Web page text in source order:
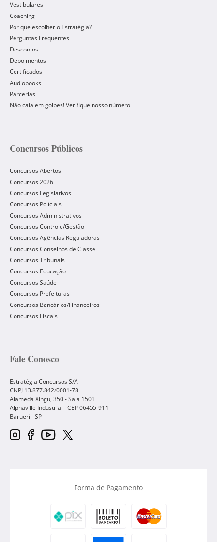
Vestibulares
Coaching
Por que escolher o Estratégia?
Perguntas Frequentes
Descontos
Depoimentos
Certificados
Audiobooks
Parcerias
Não caia em golpes! Verifique nosso número
Concursos Públicos
Concursos Abertos
Concursos 2026
Concursos Legislativos
Concursos Policiais
Concursos Administrativos
Concursos Controle/Gestão
Concursos Agências Reguladoras
Concursos Conselhos de Classe
Concursos Tribunais
Concursos Educação
Concursos Saúde
Concursos Prefeituras
Concursos Bancários/Financeiros
Concursos Fiscais
Fale Conosco
Estratégia Concursos S/A
CNPJ 13.877.842/0001-78
Alameda Xingu, 350 - Sala 1501
Alphaville Industrial - CEP06455-911
Barueri -SP
Forma de Pagamento